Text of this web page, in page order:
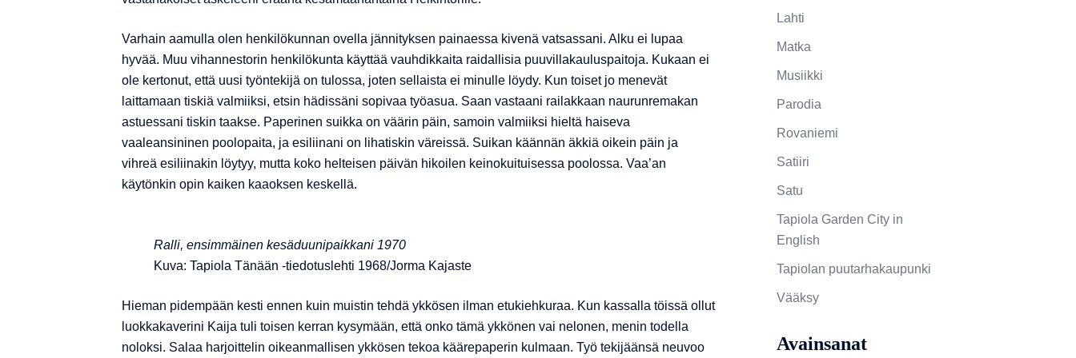
Varhain aamulla olen henkilökunnan ovella jännityksen painaessa kivenä vatsassani. Alku ei lupaa
hyvää. Muu vihannestorin henkilökunta käyttää vauhdikkaita raidallisia puuvillakauluspaitoja. Kukaan ei
ole kertonut, että uusi työntekijä on tulossa, joten sellaista ei minulle löydy. Kun toiset jo menevät
laittamaan tiskiä valmiiksi, etsin hädissäni sopivaa työasua. Saan vastaani railakkaan naurunremakan
astuessani tiskin taakse. Paperinen suikka on väärin päin, samoin valmiiksi hieltä haiseva
vaaleansininen poolopaita, ja esiliinani on lihatiskin väreissä. Suikan käännän äkkiä oikein päin ja
vihreä esiliinakin löytyy, mutta koko helteisen päivän hikoilen keinokuituisessa poolossa. Vaa’an
käytönkin opin kaiken kaaoksen keskellä.
Ralli, ensimmäinen kesäduunipaikkani 1970
Kuva: Tapiola Tänään -tiedotuslehti 1968/Jorma Kajaste
Hieman pidempään kesti ennen kuin muistin tehdä ykkösen ilman etukiehkuraa. Kun kassalla töissä ollut
luokkakaverini Kaija tuli toisen kerran kysymään, että onko tämä ykkönen vai nelonen, menin todella
noloksi. Salaa harjoittelin oikeanmallisen ykkösen tekoa käärepaperin kulmaan. Työ tekijäänsä neuvoo
Lahti
Matka
Musiikki
Parodia
Rovaniemi
Satiiri
Satu
Tapiola Garden City in
English
Tapiolan puutarhakaupunki
Vääksy
Avainsanat